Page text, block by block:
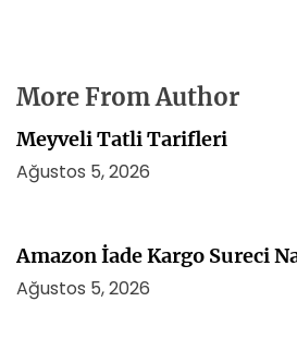
More From Author
Meyveli Tatli Tarifleri
Ağustos 5, 2026
Amazon İade Kargo Sureci
Ağustos 5, 2026